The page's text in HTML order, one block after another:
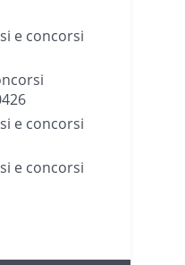
e concorsi
e concorsi
e concorsi